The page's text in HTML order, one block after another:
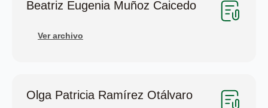
Beatriz Eugenia Muñoz Caicedo
Ver archivo
Olga Patricia Ramírez Otálvaro